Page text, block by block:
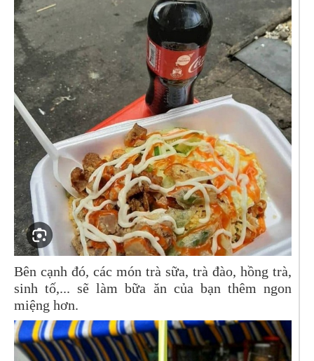
Bên cạnh đó, các món trà sữa, trà đào, hồng trà,
sinh tố,... sẽ làm bữa ăn của bạn thêm ngon
miệng hơn.